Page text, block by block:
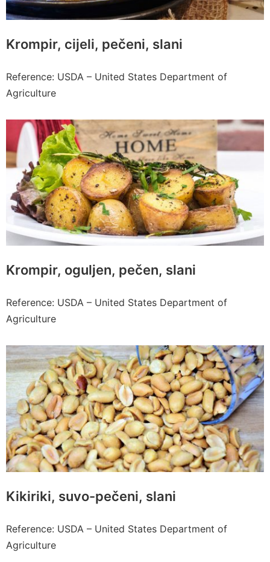
Krompir, cijeli, pečeni, slani
Reference: USDA – United States Department of
Agriculture
Krompir, oguljen, pečen, slani
Reference: USDA – United States Department of
Agriculture
Kikiriki, suvo-pečeni, slani
Reference: USDA – United States Department of
Agriculture